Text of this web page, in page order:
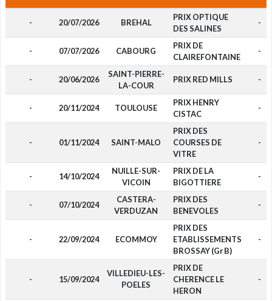
- 20/07/2026 BREHAL
PRIX OPTIQUE
DES SALINES
-
- 07/07/2026 CABOURG
PRIX DE
CLAIREFONTAINE
-
- 20/06/2026
SAINT-PIERRE-
LA-COUR
PRIX RED MILLS -
- 20/11/2024 TOULOUSE
PRIX HENRY
CISTAC
-
- 01/11/2024 SAINT-MALO
PRIX DES
COURSES DE
VITRE
-
- 14/10/2024
NUILLE-SUR-
VICOIN
PRIX DE LA
BIGOTTIERE
-
- 07/10/2024
CASTERA-
VERDUZAN
PRIX DES
BENEVOLES
-
- 22/09/2024 ECOMMOY
PRIX DES
ETABLISSEMENTS
BROSSAY (Gr B)
-
- 15/09/2024
VILLEDIEU-LES-
POELES
PRIX DE
CHERENCE LE
HERON
-